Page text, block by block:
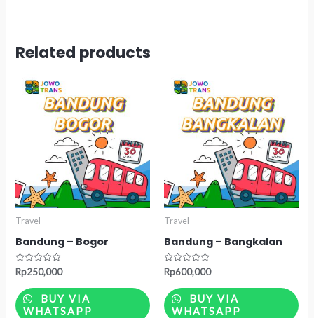
Related products
Travel
Bandung – Bogor
Rated
0
out
of
5
Rp250,000
BUY VIA
WHATSAPP
Travel
Bandung – Bangkalan
Rated
0
out
of
5
Rp600,000
BUY VIA
WHATSAPP